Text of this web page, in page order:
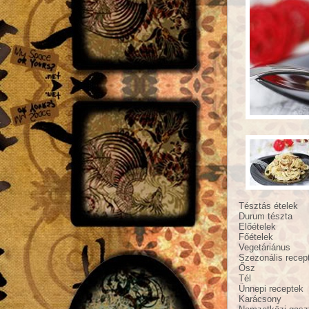
Tésztás ételek
Durum tészta
Előételek
Főételek
Vegetáriánus
Szezonális
Ősz
Tél
Ünnepi receptek
Karácsony